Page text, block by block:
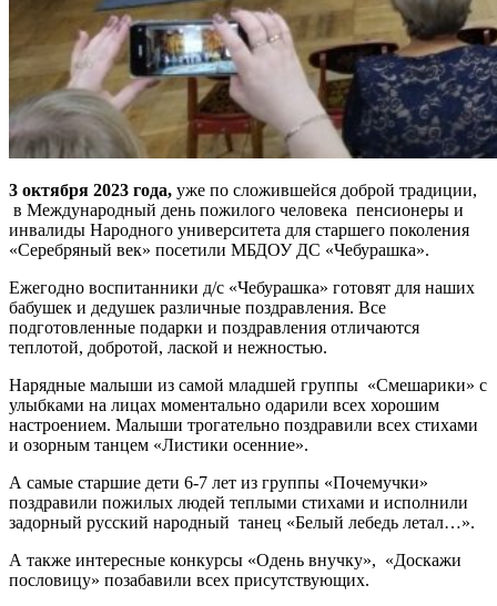
3 октября 2023 года, уже по сложившейся доброй традиции,
в Международный день пожилого человека пенсионеры и
инвалиды Народного университета для старшего поколения
«Серебряный век» посетили МБДОУ ДС «Чебурашка».
Ежегодно воспитанники д/с «Чебурашка» готовят для наших
бабушек и дедушек различные поздравления. Все
подготовленные подарки и поздравления отличаются
теплотой, добротой, лаской и нежностью.
Нарядные малыши из самой младшей группы «Смешарики» с
улыбками на лицах моментально одарили всех хорошим
настроением. Малыши трогательно поздравили всех стихами
и озорным танцем «Листики осенние».
А самые старшие дети 6-7 лет из группы «Почемучки»
поздравили пожилых людей теплыми стихами и исполнили
задорный русский народный танец «Белый лебедь летал…».
А также интересные конкурсы «Одень внучку», «Доскажи
пословицу» позабавили всех присутствующих.